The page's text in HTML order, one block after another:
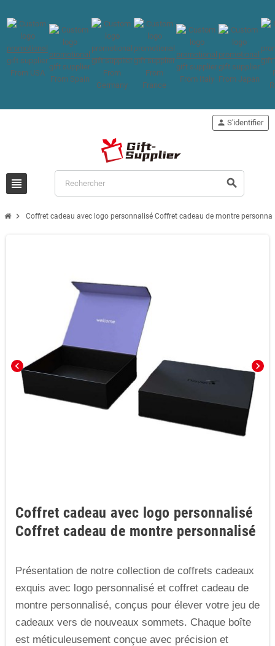
view_headline search
person S'identifier
chevron_right Coffret cadeau avec logo personnalisé Coffret cadeau de montre
chevron_left chevron_right
Coffret cadeau avec logo personnalisé
Coffret cadeau de montre personnalisé
Présentation de notre collection de coffrets cadeaux
exquis avec logo personnalisé et coffret cadeau de
montre personnalisé, conçus pour élever votre jeu de
cadeaux vers de nouveaux sommets. Chaque boîte
est méticuleusement conçue avec précision et